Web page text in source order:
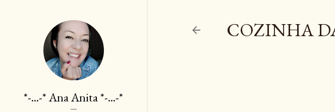
COZINHA
*-...-* Ana Anita *-...-*